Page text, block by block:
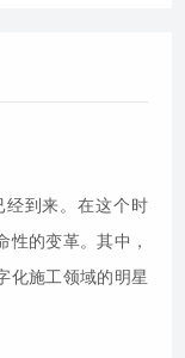
经到来。在这个时
性的变革。其中，
化施工领域的明星